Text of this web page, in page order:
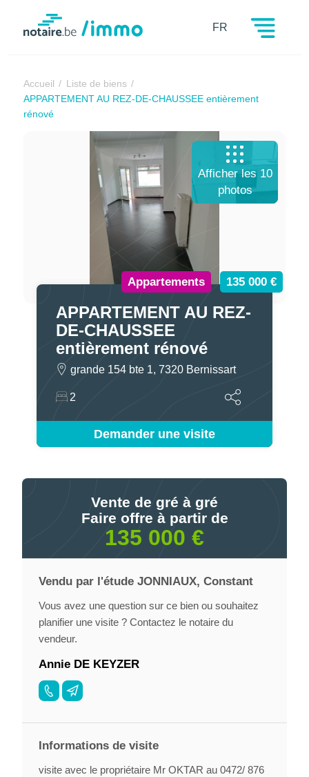
Notaire.be FR
Accueil
Liste de biens
APPARTEMENT AU REZ-DE-CHAUSSEE entièrement
rénové
Appartements 135 000 €
APPARTEMENT AU REZ-
DE-CHAUSSEE
entièrement rénové
grande 154 bte 1, 7320 Bernissart
2
Demander une visite
Afficher les 10
photos
Vente de gré à gré
Faire offre à partir de
135 000 €
Vendu par l'étude JONNIAUX, Constant
Vous avez une question sur ce bien ou souhaitez
planifier une visite ? Contactez le notaire du
vendeur.
Annie DE KEYZER
Informations de visite
visite avec le propriétaire Mr OKTAR au 0472/ 876